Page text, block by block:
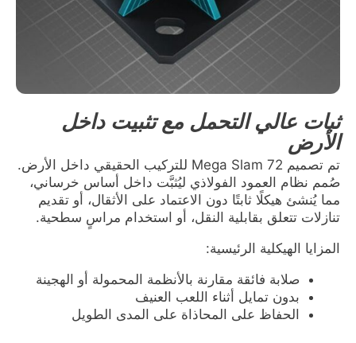
ثبات عالي التحمل مع تثبيت داخل
الأرض
تم تصميم Mega Slam 72 للتركيب الحقيقي داخل الأرض.
صُمم نظام العمود الفولاذي ليُثبَّت داخل أساس خرساني،
مما يُنشئ هيكلًا ثابتًا دون الاعتماد على الأثقال، أو تقديم
تنازلات تتعلق بقابلية النقل، أو استخدام مراسٍ سطحية.
المزايا الهيكلية الرئيسية:
صلابة فائقة مقارنة بالأنظمة المحمولة أو الهجينة
بدون تمايل أثناء اللعب العنيف
الحفاظ على المحاذاة على المدى الطويل